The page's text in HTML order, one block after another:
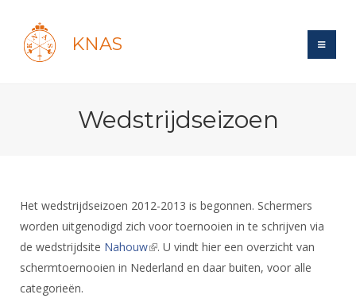
KNAS
Polls
Forums
Maandelijks archief
Lidmaatschap
Tarieven
Reglementen
Ledencijfers
Introductie
Recreatiesport
Wat is topsport
NK's
Informatie
Voor de jeugd
Spreekbeurtpakket
Forums
Wedstrijdseizoen
Het wedstrijdseizoen 2012-2013 is begonnen. Schermers
worden uitgenodigd zich voor toernooien in te schrijven via
de wedstrijdsite Nahouw(link is external)
. U vindt hier een overzicht van
schermtoernooien in Nederland en daar buiten, voor alle
categorieën.